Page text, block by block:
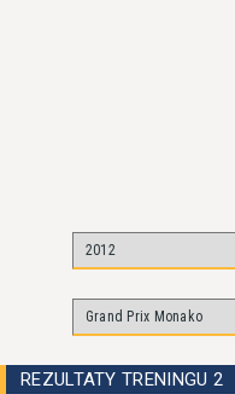
REZULTATY TRENINGU 2